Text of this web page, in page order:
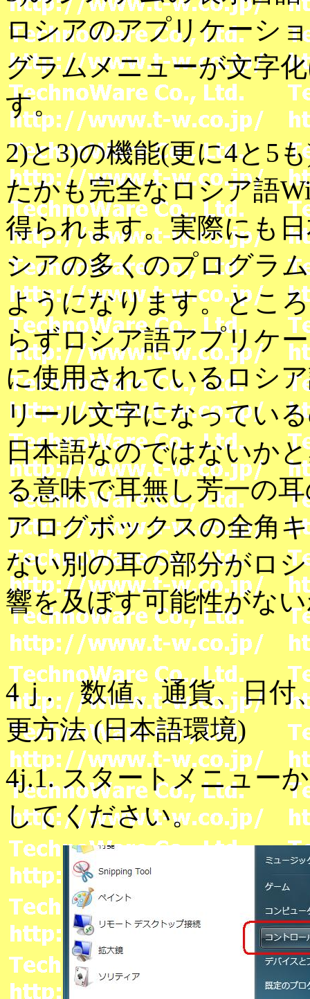
ロシアのアプリケーシ
グラムメニューが文字
す。
2)と3)の機能(更に4と5
たかも完全なロシア語
得られます。実際にも
シアの多くのプログラ
ようになります。とこ
らずロシア語アプリケ
に使用されているロシ
リール文字になってい
日本語なのではないか
る意味で耳無し芳一の
アログボックスの全角
ない別の耳の部分がロ
響を及ぼす可能性がな
4ｊ. 数値、通貨、日付
更方法 (日本語環境)
4j.1. スタートメニュー
してください。